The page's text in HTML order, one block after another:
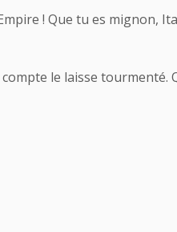
! Que tu es mignon,
le laisse tourmenté.